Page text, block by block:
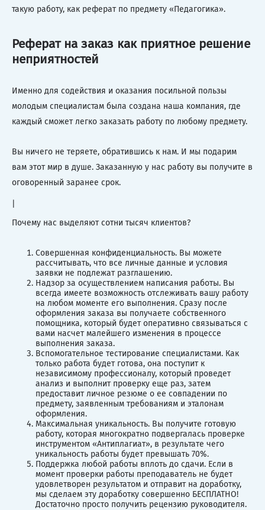
такую работу, как реферат по предмету «Педагогика».
Реферат на заказ как приятное решение
неприятностей
Именно для содействия и оказания посильной пользы
молодым специалистам была создана наша компания, где
каждый сможет легко заказать работу по любому предмету.
Вы ничего не теряете, обратившись к нам. И мы подарим
вам этот мир в душе. Заказанную у нас работу вы получите в
оговоренный заранее срок.
Почему нас выделяют сотни тысяч клиентов?
Совершенная конфиденциальность. Вы можете
рассчитывать, что все личные данные и условия
заявки не подлежат разглашению.
Надзор за осуществлением написания работы. Вы
всегда имеете возможность отслеживать вашу работу
на любом моменте его выполнения. Сразу после
оформления заказа вы получаете собственного
помощника, который будет оперативно связываться с
вами насчет малейшего изменения в процессе
выполнения заказа.
Вспомогательное тестирование специалистами. Как
только работа будет готова, она поступит к
независимому профессионалу, который проведет
анализ и выполнит проверку еще раз, затем
предоставит личное резюме о ее совпадении по
предмету, заявленным требованиям и эталонам
оформления.
Максимальная уникальность. Вы получите готовую
работу, которая многократно подвергалась проверке
инструментом «Антиплагиат», в результате чего
уникальность работы будет превышать 70%.
Поддержка любой работы вплоть до сдачи. Если в
момент проверки работы преподаватель не будет
удовлетворен результатом и отправит на доработку,
мы сделаем эту доработку совершенно БЕСПЛАТНО!
Достаточно просто получить рецензию руководителя.